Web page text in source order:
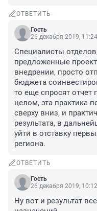
ОТВЕТИТЬ
Гость
26 декабря 2019, 11:24
Специалисты
предложенные
внедрении, просто
бюджета
то еще спросят
целом, эта практика
сверху вниз, и
результата, в
уйти в отставку
региона.
ОТВЕТИТЬ
Гость
26 декабря 2019, 10:12
Ну вот и результат